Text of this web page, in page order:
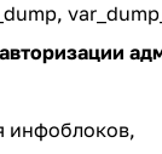
инфоблоков,